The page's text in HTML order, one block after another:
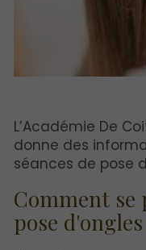
L’Académie De
donne des
séances de pose
Comment se
pose